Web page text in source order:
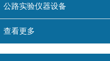
公路实验仪器设备
查看更多